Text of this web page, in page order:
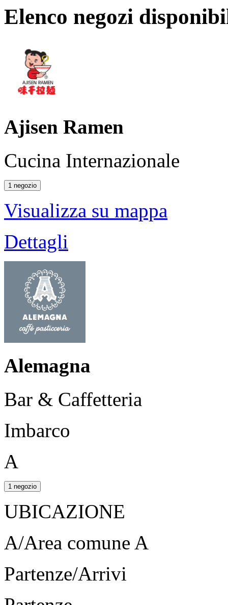
Elenco negozi
Ajisen Ramen
Cucina Internazionale
1 negozio
Visualizza su mappa
Dettagli
Alemagna
Bar & Caffetteria
Imbarco
A
1 negozio
UBICAZIONE
A/Area comune A
Partenze/Arrivi